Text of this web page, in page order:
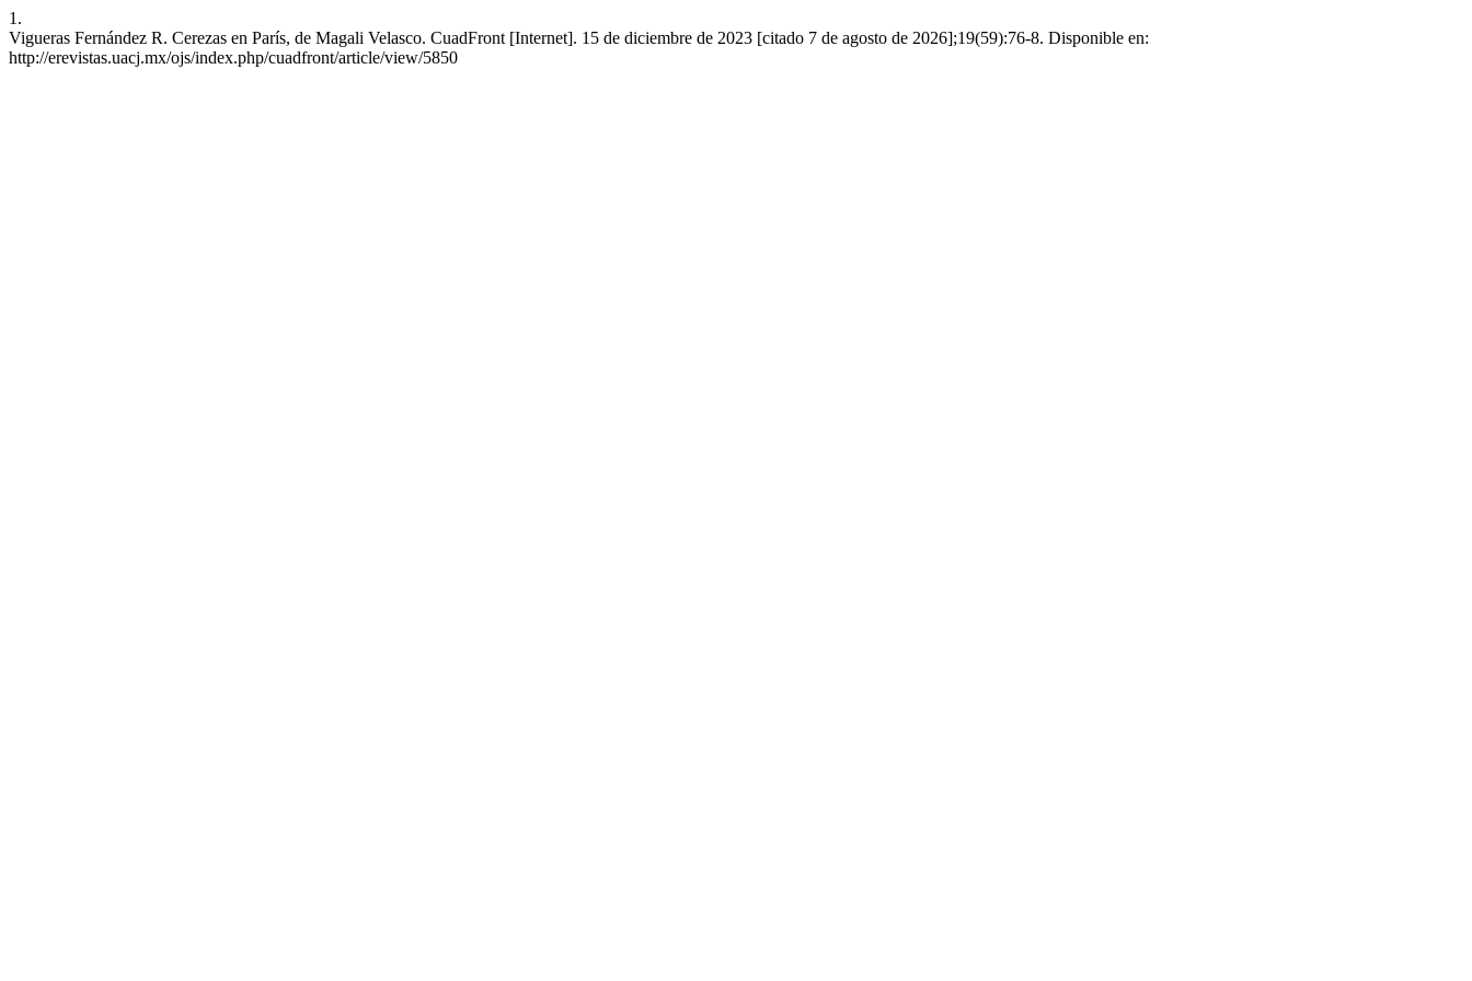
1.
Vigueras Fernández R. Cerezas en París, de Magali Velasco. CuadFront [Internet]. 15 de diciembre de 2023 [citado 7 de agosto de 2026];19(59):76-8. Disponible en:
http://erevistas.uacj.mx/ojs/index.php/cuadfront/article/view/5850